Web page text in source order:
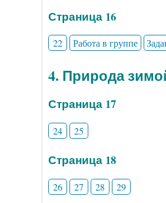
Страница 16
22 Работа в группе
4. Природа
Страница 17
24 25
Страница 18
26 27 28 29